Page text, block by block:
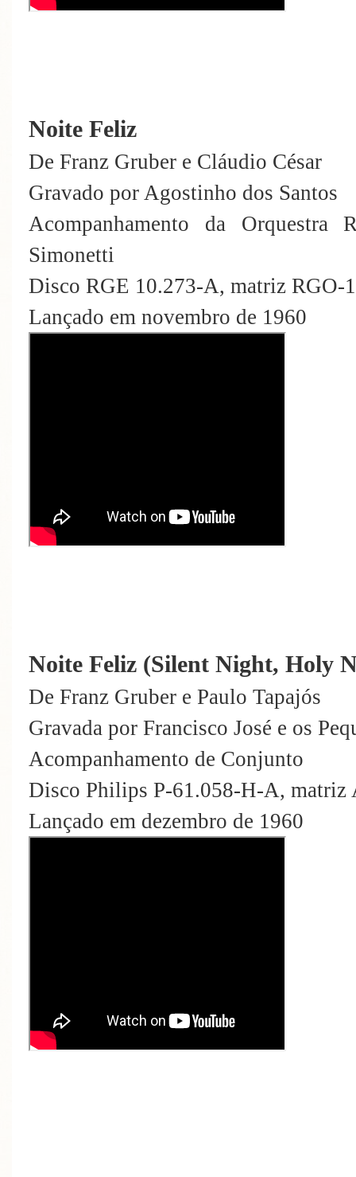
Noite Feliz
De Franz Gruber e Cláudio César
Gravado por Agostinho dos Santos
Acompanhamento da
Simonetti
Disco RGE 10.273-A, matriz RGO-
Lançado em novembro de 1960
Noite Feliz (Silent Night, Holy
De Franz Gruber e Paulo Tapajós
Gravada por Francisco José e os
Acompanhamento de Conjunto
Disco Philips P-61.058-H-A, matriz
Lançado em dezembro de 1960